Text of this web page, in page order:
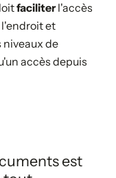
faciliterl'accès
l'endroit et
niveaux de
accès depuis
est